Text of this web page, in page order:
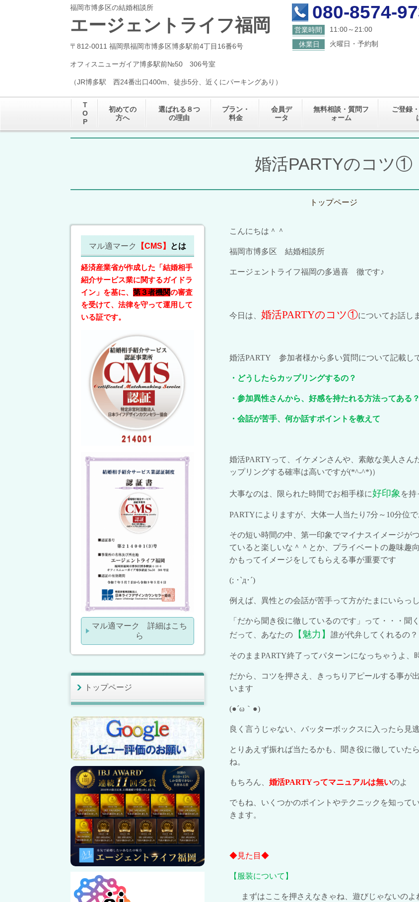
福岡市博多区の結婚相談所
エージェントライフ福岡
〒812-0011 福岡県福岡市博多区博多駅前4丁目16番6号
オフィスニューガイア博多駅前№50 306号室
（JR博多駅 西24番出口400m、徒歩5分、近くにパーキングあり）
080-8574-
営業時間
11:00～21:00
休業日
火曜日・予約制
T
O
P
初めての
方へ
選ばれる８つ
の理由
プラン・
料金
会員デ
ータ
無料相談・質問フ
ォーム
ご登録
婚活PARTYのコツ①
トップページ
こんにちは＾＾
福岡市博多区 結婚相談所
エージェントライフ福岡の多過喜 徹です♪
今日は、 婚活PARTYのコツ①についてお話し
婚活PARTY 参加者様から多い質問について記載し
・どうしたらカップリングするの？
・参加異性さんから、好感を持たれる方法ってある？
・会話が苦手、何か話すポイントを教えて
婚活PARTYって、イケメンさんや、素敵な美人さん
ップリングする確率は高いですが(*^-^*)）
大事なのは、限られた時間でお相手様に好印象 を持
PARTYによりますが、大体一人当たり 7分～ 10分位
その短い時間の中、第一印象でマイナスイメージが
ていると楽しいな＾＾とか、プライベートの趣味趣
かもってイメージをしてもらえる事が重要です
(; ･ `д･´)
例えば、異性との会話が苦手って方がたまにいらっし
「だから聞き役に徹しているのです」って・・・聞
だって、あなたの
【魅力】 誰が代弁してくれるの？
そのまま PARTY終了ってパターンになっちゃうよ、
だから、コツを押さえ、きっちりアピールする事が
います
(●´ω｀●)
良く言うじゃない、バッターボックスに入ったら見
とりあえず振れば当たるかも、聞き役に徹していた
ね。
もちろん、 婚活PARTYってマニュアルは無いのよ
でもね、いくつかのポイントやテクニックを知って
きます。
◆見た目◆
【服装について】
まずはここを押さえなきゃね、遊びじゃないのよ
マル適マーク 【CMS】 とは
経済産業省が作成した「結婚相手
紹介サービス業に関するガイドラ
イン」を基に、 第３者機関の審査
を受けて、法律を守って運用して
いる証です。
マル適マーク 詳細はこち
ら
トップページ